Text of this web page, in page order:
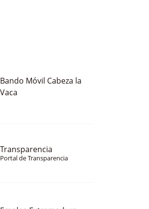
Bando Móvil Cabeza la
Vaca
Transparencia
Portal de Transparencia